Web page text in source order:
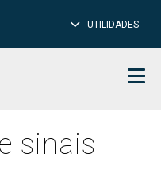
UTILIDADES
sinais